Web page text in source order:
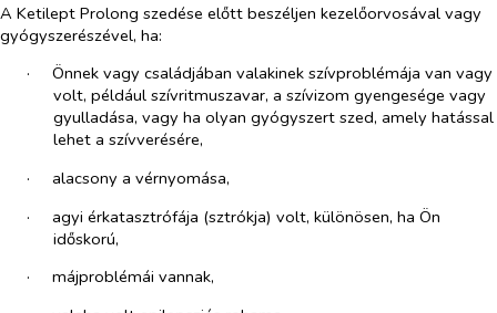
A Ketilept Prolong szedése előtt beszéljen kezelőorvosával vagy
gyógyszerészével, ha:
·​
Önnek vagy családjában valakinek szívproblémája van vagy
volt, például szívritmuszavar, a szívizom gyengesége vagy
gyulladása, vagy ha olyan gyógyszert szed, amely hatással
lehet a szívverésére,
·​
alacsony a vérnyomása,
·​
agyi érkatasztrófája (sztrókja) volt, különösen, ha Ön
időskorú,
·​
májproblémái vannak,